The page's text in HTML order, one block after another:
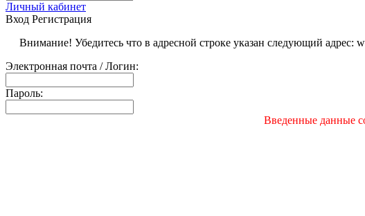
Личный кабинет
Вход Регистрация
Внимание! Убедитесь что в адресной строке указан следующий адрес:
Электронная почта / Логин:
Пароль:
Введенные данные